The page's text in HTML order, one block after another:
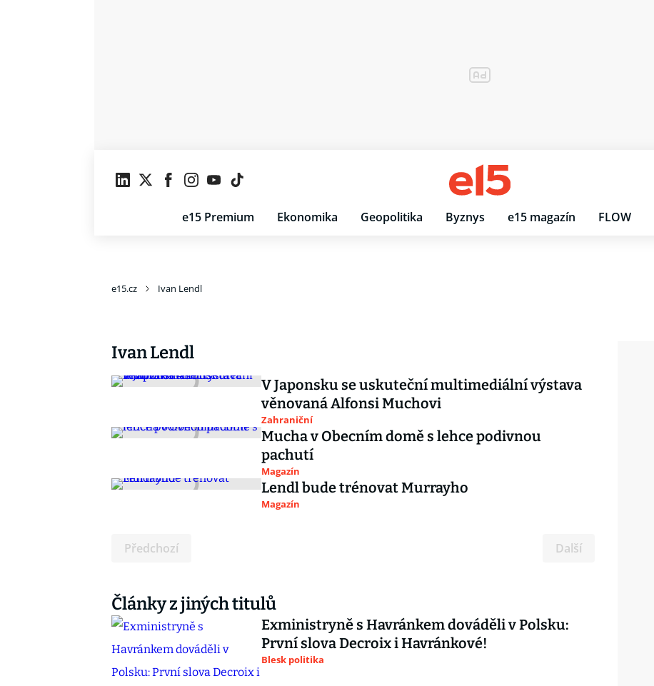
e15 Premium Ekonomika Geopolitika Byznys e15 magazín FLOW
e15.cz Ivan Lendl
Ivan Lendl
V Japonsku se uskuteční multimediální výstava
věnovaná Alfonsi Muchovi
Zahraniční
Mucha v Obecním domě s lehce podivnou
pachutí
Magazín
Lendl bude trénovat Murrayho
Magazín
Předchozí Další
Články z jiných titulů
Exministryně s Havránkem dováděli v Polsku:
První slova Decroix i Havránkové!
Blesk politika